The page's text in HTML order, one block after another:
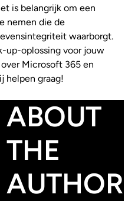
is belangrijk om een
nemen die de
waarborgt.
up-oplossing voor jouw
Microsoft 365 en
helpen graag!
ABOUT
THE
AUTHOR